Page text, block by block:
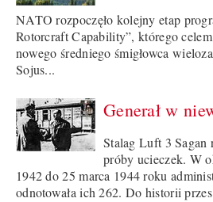
NATO rozpoczęło kolejny etap
Rotorcraft Capability”, którego
nowego średniego śmigłowca
Sojus...
Generał w
Stalag Luft 3 Sagan
próby ucieczek. W
1942 do 25 marca 1944 roku
odnotowała ich 262. Do historii